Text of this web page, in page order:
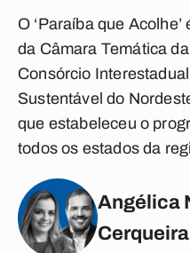
O ‘Paraíba que
da Câmara Temática
Consórcio
Sustentável do
que estabeleceu o
todos os estados da
Angélica
Cerqueira